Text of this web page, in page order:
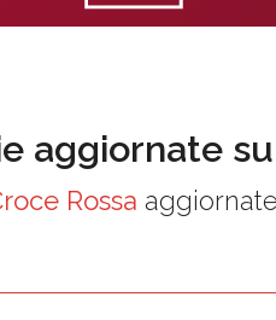
aggiornate su
Rossa